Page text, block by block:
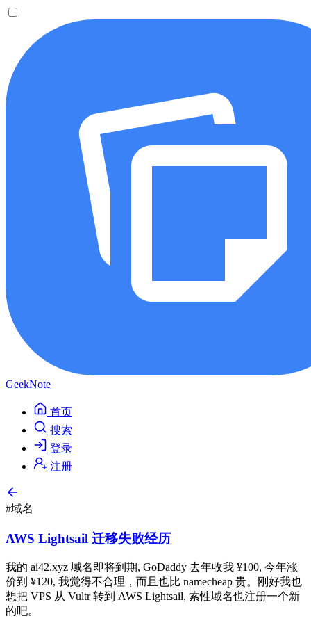
GeekNote
首页
搜索
登录
注册
#域名
AWS Lightsail 迁移失败经历
我的 ai42.xyz 域名即将到期, GoDaddy 去年收我 ¥100, 今年涨
价到 ¥120, 我觉得不合理，而且也比 namecheap 贵。刚好我也
想把 VPS 从 Vultr 转到 AWS Lightsail, 索性域名也注册一个新
的吧。